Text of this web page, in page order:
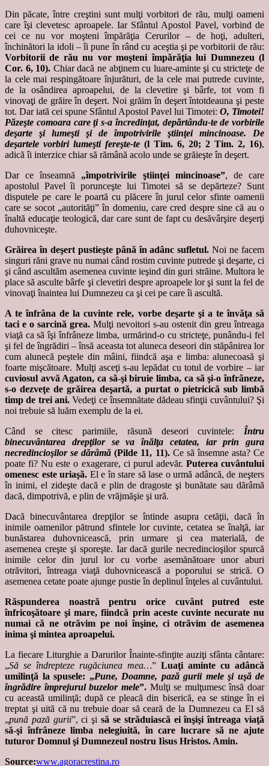
Din păcate, între creştini sunt mulţi vorbitori de rău, mulţi oameni
care îşi clevetesc aproapele. Iar Sfântul Apostol Pavel, vorbind de
cei ce nu vor moşteni împărăţia Cerurilor – de hoţi, adulteri,
închinători la idoli – îi pune în rând cu aceştia şi pe vorbitorii de rău:
Vorbitorii de rău nu vor moşteni împărăţia lui Dumnezeu (l
Cor. 6, 10). Chiar dacă ne abţinem cu luare-aminte şi cu stricteţe de
la cele mai respingătoare înjurături, de la cele mai putrede cuvinte,
de la osândirea aproapelui, de la clevetire şi bârfe, tot vom fi
vinovaţi de grăire în deşert. Noi grăim în deşert întotdeauna şi peste
tot. Dar iată cei spune Sfântul Apostol Pavel lui Timotei: O, Timotei!
Păzeşte comoara care ţi s-a încredinţat, depărtându-te de vorbirile
deşarte şi lumeşti şi de împotrivirile ştiinţei mincinoase. De
deşartele vorbiri lumeşti fereşte-te (l Tim. 6, 20; 2 Tim. 2, 16),
adică îi interzice chiar să rămână acolo unde se grăieşte în deşert.
Dar ce înseamnă „împotrivirile ştiinţei mincinoase”, de care
apostolul Pavel îi porunceşte lui Timotei să se depărteze? Sunt
disputele pe care le poartă cu plăcere în jurul celor sfinte oamenii
care se socot „autorităţi” în domeniu, care cred despre sine că au o
înaltă educaţie teologică, dar care sunt de fapt cu desăvârşire deşerţi
duhovniceşte.
Grăirea în deşert pustieşte până în adânc sufletul.Noi ne facem
singuri răni grave nu numai când rostim cuvinte putrede şi deşarte, ci
şi când ascultăm asemenea cuvinte ieşind din guri străine. Multora le
place să asculte bârfe şi clevetiri despre aproapele lor şi sunt la fel de
vinovaţi înaintea lui Dumnezeu ca şi cei pe care îi ascultă.
A te înfrâna de la cuvinte rele, vorbe deşarte şi a te învăţa să
taci e o sarcină grea. Mulţi nevoitori s-au ostenit din greu întreaga
viaţă ca să îşi înfrâneze limba, urmărind-o cu stricteţe, punându-i fel
şi fel de îngrădiri – însă aceasta tot aluneca deseori din stăpânirea lor
cum alunecă peştele din mâini, fiindcă aşa e limba: alunecoasă şi
foarte mişcătoare. Mulţi asceţi s-au lepădat cu totul de vorbire – iar
cuviosul avvă Agaton, ca să-şi biruie limba, ca să şi-o înfrâneze,
s-o dezveţe de grăirea deşartă, a purtat o pietricică sub limbă
timp de trei ani.Vedeţi ce însemnătate dădeau sfinţii cuvântului? Şi
noi trebuie să luăm exemplu de la ei.
Când se citesc parimiile, răsună deseori cuvintele:
Întru
binecuvântarea drepţilor se va înălţa cetatea, iar prin gura
necredincioşilor se dărâmă (Pilde 11, 11).Ce să însemne asta? Ce
poate fi? Nu este o exagerare, ci purul adevăr. Puterea cuvântului
omenesc este uriaşă. El e în stare să lase o urmă adâncă, de neşters
în inimi, el zideşte dacă e plin de dragoste şi bunătate sau dărâmă
dacă, dimpotrivă, e plin de vrăjmăşie şi ură.
Dacă binecuvântarea drepţilor se întinde asupra cetăţii, dacă în
inimile oamenilor pătrund sfintele lor cuvinte, cetatea se înalţă, iar
bunăstarea duhovnicească, prin urmare şi cea materială, de
asemenea creşte şi sporeşte. Iar dacă gurile necredincioşilor spurcă
inimile celor din jurul lor cu vorbe asemănătoare unor aburi
otrăvitori, întreaga viaţă duhovnicească a poporului se strică. O
asemenea cetate poate ajunge pustie în deplinul înţeles al cuvântului.
Răspunderea noastră pentru orice cuvânt putred este
înfricoşătoare şi mare, fiindcă prin aceste cuvinte necurate nu
numai că ne otrăvim pe noi înşine, ci otrăvim de asemenea
inima şi mintea aproapelui.
La fiecare Liturghie a Darurilor Înainte-sfinţite auziţi sfânta cântare:
„Să se îndrepteze rugăciunea mea…” Luaţi aminte cu adâncă
umilinţă la spusele: „Pune, Doamne, pază gurii mele şi uşă de
îngrădire împrejurul buzelor mele”.Mulţi se mulţumesc însă doar
cu această umilinţă; după ce pleacă din biserică, ea se stinge în ei
treptat şi uită că nu trebuie doar să ceară de la Dumnezeu ca El să
„pună pază gurii”, ci şisă se străduiască ei înşişi întreaga viaţă
să-şi înfrâneze limba nelegiuită, în care lucrare să ne ajute
tuturor Domnul şi Dumnezeul nostru Iisus Hristos. Amin.
Source:www.agoracrestina.ro